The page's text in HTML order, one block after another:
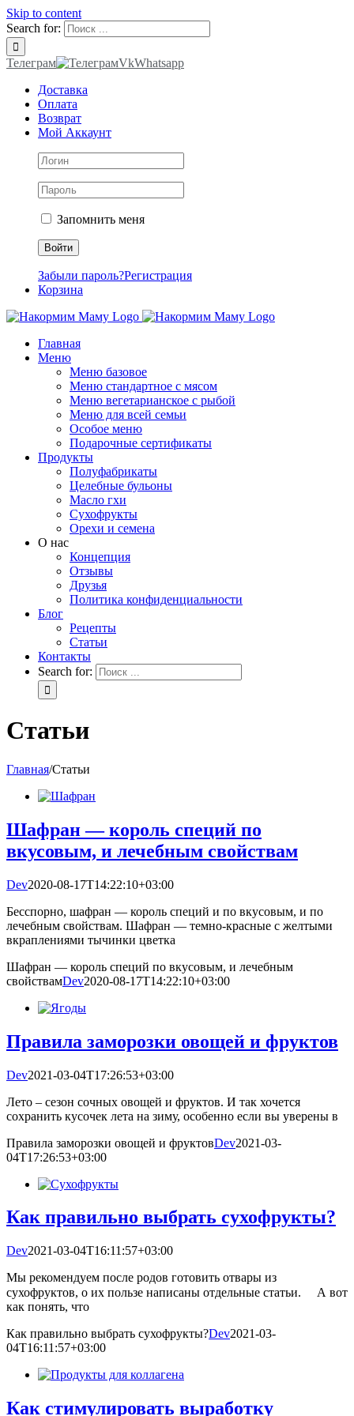
Skip to content
Search for:
Телеграм VkWhatsapp
Доставка
Оплата
Возврат
Мой Аккаунт
Запомнить меня
Забыли пароль?Регистрация
Корзина
Главная
Меню
Меню базовое
Меню стандартное с мясом
Меню вегетарианское с рыбой
Меню для всей семьи
Особое меню
Подарочные сертификаты
Продукты
Полуфабрикаты
Целебные бульоны
Масло гхи
Сухофрукты
Орехи и семена
О нас
Концепция
Отзывы
Друзья
Политика конфиденциальности
Блог
Рецепты
Статьи
Контакты
Search for:
Статьи
Главная/Статьи
Шафран — король специй по
вкусовым, и лечебным свойствам
Dev2020-08-17T14:22:10+03:00
Бесспорно, шафран — король специй и по вкусовым, и по
лечебным свойствам. Шафран — темно-красные с желтыми
вкраплениями тычинки цветка
Шафран — король специй по вкусовым, и лечебным
свойствамDev2020-08-17T14:22:10+03:00
Правила заморозки овощей и фруктов
Dev2021-03-04T17:26:53+03:00
Лето – сезон сочных овощей и фруктов. И так хочется
сохранить кусочек лета на зиму, особенно если вы уверены в
Правила заморозки овощей и фруктовDev2021-03-
04T17:26:53+03:00
Как правильно выбрать сухофрукты?
Dev2021-03-04T16:11:57+03:00
Мы рекомендуем после родов готовить отвары из
сухофруктов, о их пользе написаны отдельные статьи. ⠀ А вот
как понять, что
Как правильно выбрать сухофрукты?Dev2021-03-
04T16:11:57+03:00
Как стимулировать выработку